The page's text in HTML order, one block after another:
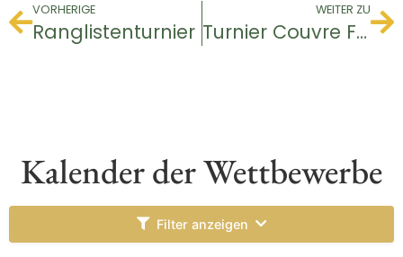
VORHERIGE
Ranglistenturnier
WEITER ZU
Turnier Couvre Feu
Kalender der Wettbewerbe
Filter anzeigen